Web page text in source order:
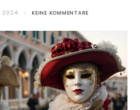
k
t
e
r
r
a
m
e
s
e
2024 KEINE KOMMENTARE